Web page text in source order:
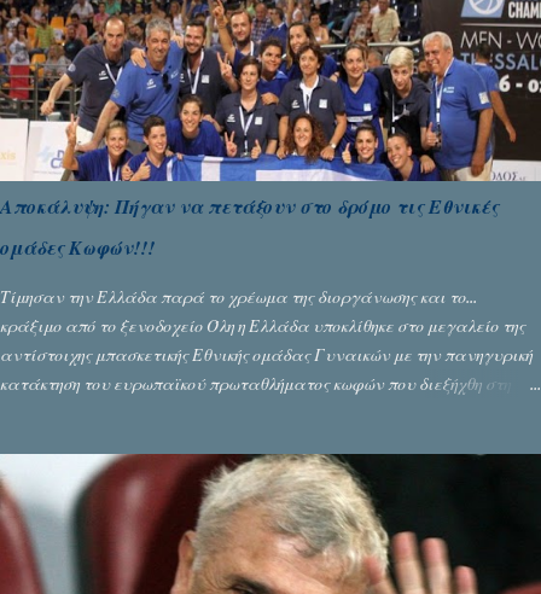
Αποκάλυψη: Πήγαν να πετάξουν στο δρόμο τις Εθνικές
ομάδες Κωφών!!!
Τίμησαν την Ελλάδα παρά το χρέωμα της διοργάνωσης και το...
κράξιμο από το ξενοδοχείο Όλη η Ελλάδα υποκλίθηκε στο μεγαλείο της
αντίστοιχης μπασκετικής Εθνικής ομάδας Γυναικών με την πανηγυρική
κατάκτηση του ευρωπαϊκού πρωταθλήματος κωφών που διεξήχθη στη
τους που ολοκληρώθηκε με τη νίκη τους στον τελικό επί της Λιθουανίας,
υπάρχουν και τα δυσάρεστα. Τα πολύ δυσάρεστα...